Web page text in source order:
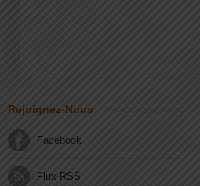
Rejoignez-Nous
Facebook
Flux RSS